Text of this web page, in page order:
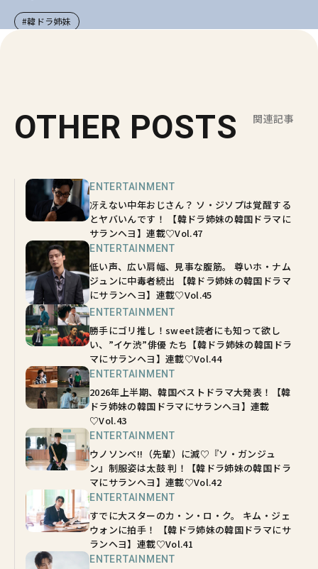
#韓ドラ姉妹
OTHER POSTS 関連記事
ENTERTAINMENT
冴えない中年おじさん？ ソ・ジソプは覚醒する
とヤバいんです！ 【韓ドラ姉妹の韓国ドラマに
サランヘヨ】連載♡Vol.47
ENTERTAINMENT
低い声、広い肩幅、見事な腹筋。 尊いホ・ナム
ジュンに中毒者続出 【韓ドラ姉妹の韓国ドラマ
にサランヘヨ】連載♡Vol.45
ENTERTAINMENT
勝手にゴリ推し！sweet読者にも知って欲し
い、”イケ渋”俳優 たち【韓ドラ姉妹の韓国ドラ
マにサランヘヨ】連載♡Vol.44
ENTERTAINMENT
2026年上半期、韓国ベストドラマ大発表！【韓
ドラ姉妹の韓国ドラマにサランヘヨ】連載
♡Vol.43
ENTERTAINMENT
ウノソンべ!!（先輩）に滅♡『ソ・ガンジュ
ン』制服姿は太鼓 判！【韓ドラ姉妹の韓国ドラ
マにサランヘヨ】連載♡Vol.42
ENTERTAINMENT
すでに大スターのカ・ン・ロ・ク。 キム・ジェ
ウォンに拍手！ 【韓ドラ姉妹の韓国ドラマにサ
ランヘヨ】連載♡Vol.41
ENTERTAINMENT